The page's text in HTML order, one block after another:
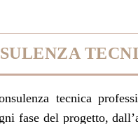
tecnica
fase del progetto,